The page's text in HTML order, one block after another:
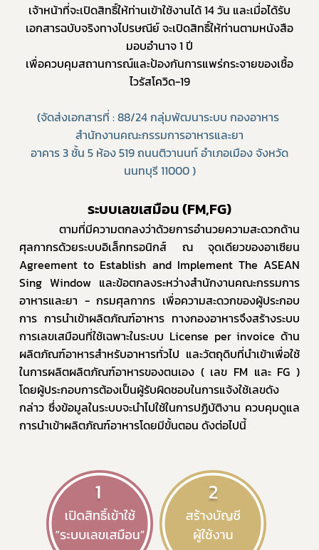
เจ้าหน้าที่จะเปิดสิทธิ์ให้ท่านเข้าใช้งานได้ 14 วัน และเมื่อได้รับ
เอกสารฉบับจริงทางไปรษณีย์ จะเปิดสิทธิ์ให้ท่านตามหนังสือ
มอบอำนาจ 1 ปี
เพื่อควบคุมสถานการณ์และป้องกันการแพร่กระจายของเชื้อ
ไวรัสโควิด-19
(จัดส่งเอกสารที่ : 88/24 กลุ่มพัฒนาระบบ กองอาหาร
สำนักงานคณะกรรมการอาหารและยา
อาคาร 3 ชั้น 5 ห้อง 519 ถนนติวานนท์ อำเภอเมือง จังหวัด
นนทบุรี 11000 )
ระบบเลขเสมือน (FM,FG)
ตามที่มีความตกลงว่าด้วยการอำนวยความสะดวกด้าน
ศุลกากรด้วยระบบอิเล็กทรอนิกส์ ณ จุดเดียวของอาเซียน
Agreement to Establish and Implement The ASEAN
Sing Window และข้อตกลงระหว่างสำนักงานคณะกรรมการ
อาหารและยา - กรมศุลกากร เพื่อความสะดวกของผู้ประกอบ
การ การนำเข้าผลิตภัณฑ์อาหาร ทางกองอาหารจึงสร้างระบบ
การเลขเสมือนที่ใช้เฉพาะในระบบ License per invoice ด้าน
ผลิตภัณฑ์อาหารสำหรับอาหารทั่วไป และวัตถุดิบที่นำเข้าเพื่อใช้
ในการผลิตผลิตภัณฑ์อาหารของตนเอง ( เลข FM และ FG )
โดยผู้ประกอบการต้องเป็นผู้รับผิดชอบในการแจ้งใช้เลขดัง
กล่าว ซึ่งข้อมูลในระบบจะนำไปใช้ในการปฏิบัติงาน ควบคุมดูแล
การนำเข้าผลิตภัณฑ์อาหารโดยมีขั้นตอน ดังต่อไปนี้